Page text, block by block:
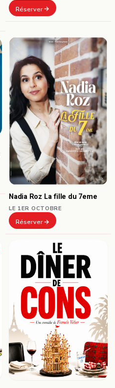
Réserver
Nadia Roz La fille du 7eme
LE 1ER OCTOBRE
Réserver